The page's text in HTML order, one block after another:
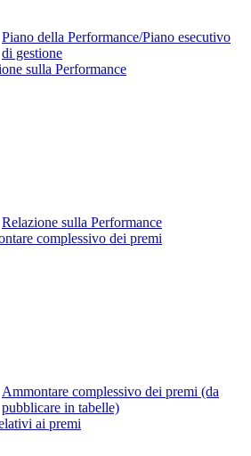
Piano della Performance/Piano esecutivo
di gestione
sulla Performance
Relazione sulla Performance
complessivo dei premi
Ammontare complessivo dei premi (da
pubblicare in tabelle)
ai premi